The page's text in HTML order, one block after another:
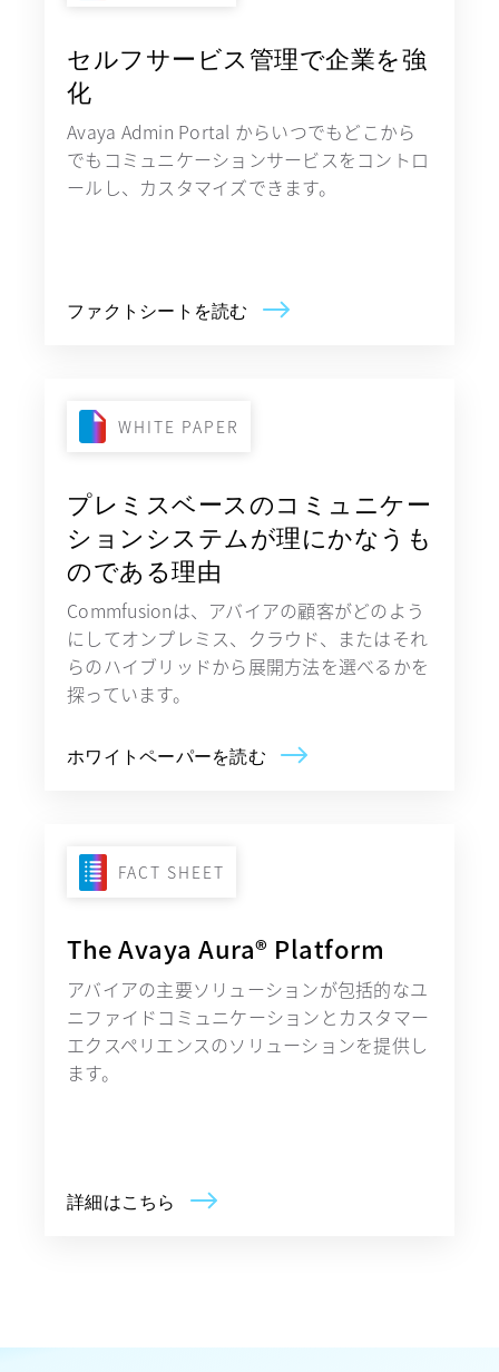
セルフサービス管理で企業を強
化
Avaya Admin Portal からいつでもどこから
でもコミュニケーションサービスをコントロ
ールし、カスタマイズできます。
ファクトシートを読む
WHITE PAPER
プレミスベースのコミュニケー
ションシステムが理にかなうも
のである理由
Commfusionは、アバイアの顧客がどのよう
にしてオンプレミス、クラウド、またはそれ
らのハイブリッドから展開方法を選べるかを
探っています。
ホワイトペーパーを読む
FACT SHEET
The Avaya Aura® Platform
アバイアの主要ソリューションが包括的なユ
ニファイドコミュニケーションとカスタマー
エクスペリエンスのソリューションを提供し
ます。
詳細はこちら